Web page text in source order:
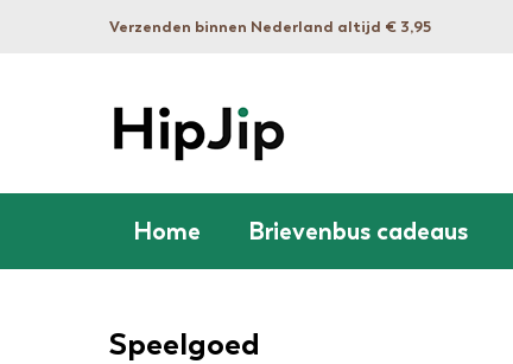
Verzenden binnen Nederland altijd € 3,95
Home Brievenbus cadeaus
Speelgoed